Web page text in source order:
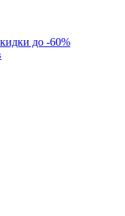
до -60%